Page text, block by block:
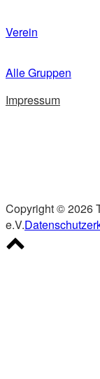
Verein
Alle Gruppen
Impressum
Copyright © 2026
e.V.
Scroll